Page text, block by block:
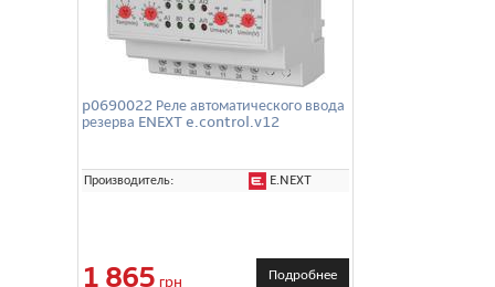
p0690022 Реле автоматического ввода
резерва ENEXT e.control.v12
Производитель: E.NEXT
1 865 грн Подробнее